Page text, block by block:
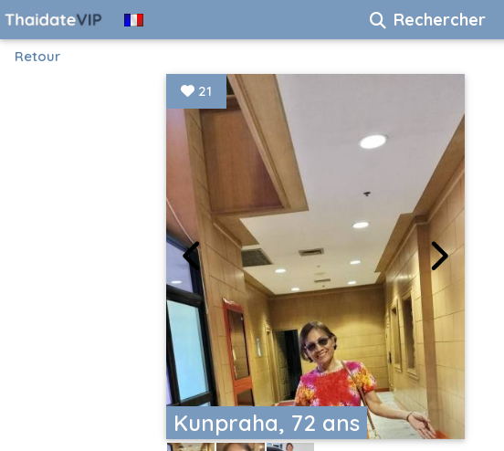
Rechercher
Retour
Kunpraha, 72 ans
21